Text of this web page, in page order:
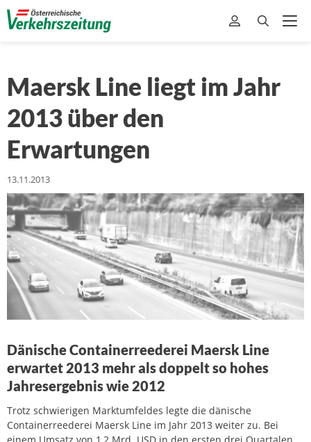
Maersk Line liegt im Jahr
2013 über den
Erwartungen
13.11.2013
Dänische Containerreederei Maersk Line
erwartet 2013 mehr als doppelt so hohes
Jahresergebnis wie 2012
Trotz schwierigen Marktumfeldes legte die dänische
Containerreederei Maersk Line im Jahr 2013 weiter zu. Bei
einem Umsatz von 1,2 Mrd. USD in den ersten drei Quartalen